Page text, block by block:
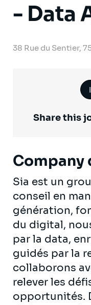
- Data
38 Rue du Sentier,
Share this
Sia est un
conseil en
génération,
du digital,
par la data,
guidés par la
collaborons
relever les
opportunités.